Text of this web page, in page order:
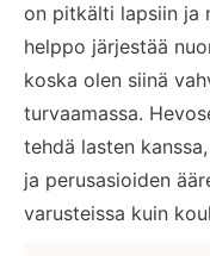
on pitkälti lapsiin ja
helppo järjestää
koska olen siinä
turvaamassa.
tehdä lasten
ja perusasioiden
varusteissa kuin